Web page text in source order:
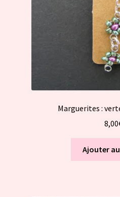
Marguerites :
8,00
Ajouter